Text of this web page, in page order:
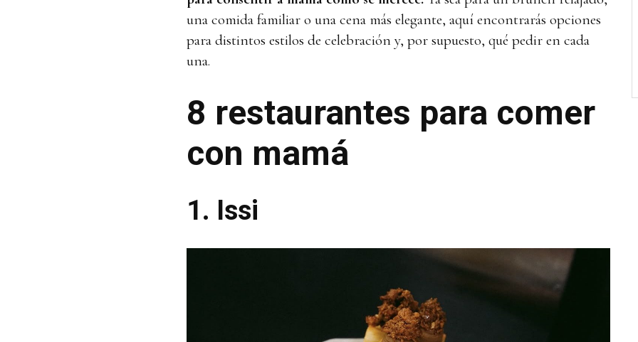
una comida familiar o una cena más elegante, aquí encontrarás opciones
para distintos estilos de celebración y, por supuesto, qué pedir en cada
una.
8 restaurantes para comer
con mamá
1. Issi